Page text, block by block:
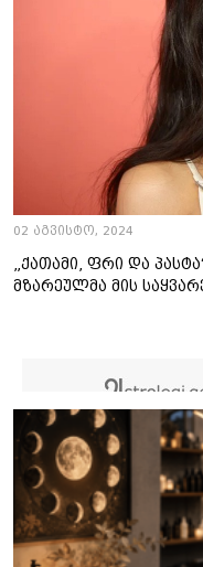
02 აგვისტო, 2024
„ქათამი, ფრი და
მზარეულმა მის